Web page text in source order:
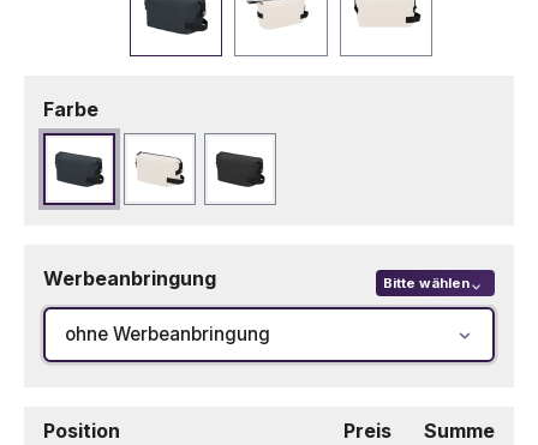
Farbeauswählen
MarineblauNaturfarbeSchwarz
Werbeanbringung Bitte wählen
ohne Werbeanbringung
Position Preis Summe